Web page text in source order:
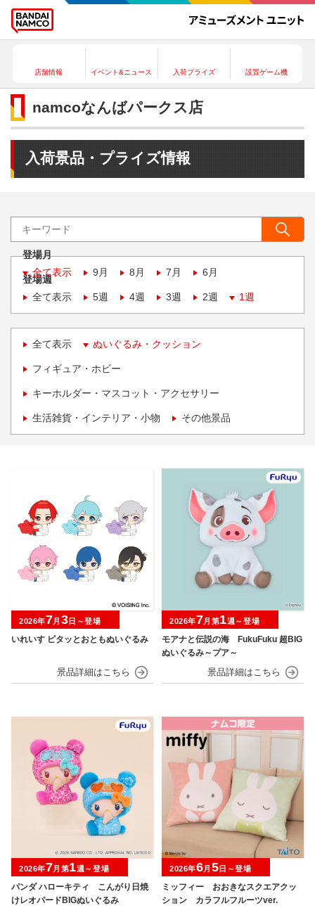
店舗情報 イベント&ニュース 入荷プライズ 設置ゲーム機
namcoなんばパークス店
入荷景品・プライズ情報
登場月
全て表示
9月 8月 7月 6月
登場週
全て表示
5週 4週 3週 2週 1週
全て表示 ぬいぐるみ・クッション
フィギュア・ホビー
キーホルダー・マスコット・アクセサリー
生活雑貨・インテリア・小物 その他景品
いれいす ピタッとおともぬいぐるみ
2026年7月 3日～登場
モアナと伝説の海 FukuFuku 超BIG
ぬいぐるみ～プア～
2026年7月第1週～登場
パンダ ハローキティ こんがり日焼
けレオパードBIGぬいぐるみ
2026年7月第1週～登場
ミッフィー おおきなスクエアクッ
ション カラフルフルーツver.
2026年6月 5日～登場